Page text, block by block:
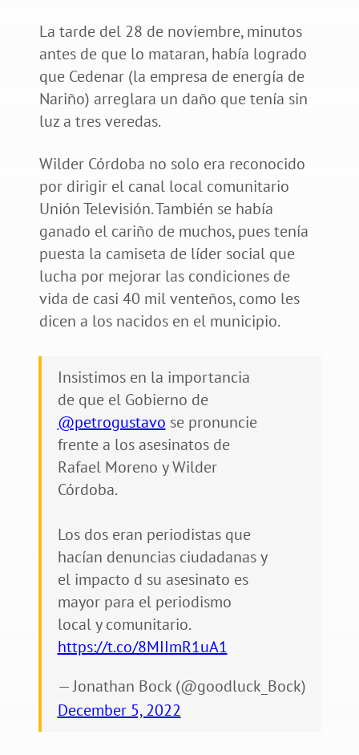
La tarde del 28 de noviembre, minutos
antes de que lo mataran, había logrado
que Cedenar (la empresa de energía de
Nariño) arreglara un daño que tenía sin
luz a tres veredas.
Wilder Córdoba no solo era reconocido
por dirigir el canal local comunitario
Unión Televisión. También se había
ganado el cariño de muchos, pues tenía
puesta la camiseta de líder social que
lucha por mejorar las condiciones de
vida de casi 40 mil venteños, como les
dicen a los nacidos en el municipio.
Insistimos en la importancia
de que el Gobierno de
@petrogustavo se pronuncie
frente a los asesinatos de
Rafael Moreno y Wilder
Córdoba.
Los dos eran periodistas que
hacían denuncias ciudadanas y
el impacto d su asesinato es
mayor para el periodismo
local y comunitario.
https://t.co/8MIImR1uA1
— Jonathan Bock (@goodluck_Bock)
December 5, 2022